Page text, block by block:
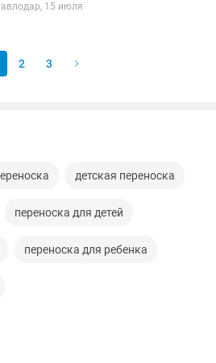
в пределах города и области -
15 июля
2 3
детская переноска
переноска для детей
переноска для ребенка